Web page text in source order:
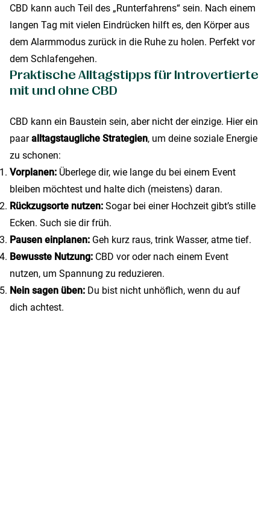
CBD kann auch Teil des „Runterfahrens“ sein. Nach einem
langen Tag mit vielen Eindrücken hilft es, den Körper aus
dem Alarmmodus zurück in die Ruhe zu holen. Perfekt vor
dem Schlafengehen.
Praktische Alltagstipps für Introvertierte
mit und ohne CBD
CBD kann ein Baustein sein, aber nicht der einzige. Hier ein
paaralltagstaugliche Strategien, um deine soziale Energie
zu schonen:
Vorplanen: Überlege dir, wie lange du bei einem Event
bleiben möchtest und halte dich (meistens) daran.
Rückzugsorte nutzen: Sogar bei einer Hochzeit gibt’s stille
Ecken. Such sie dir früh.
Pausen einplanen: Geh kurz raus, trink Wasser, atme tief.
Bewusste Nutzung: CBD vor oder nach einem Event
nutzen, um Spannung zu reduzieren.
Nein sagen üben: Du bist nicht unhöflich, wenn du auf
dich achtest.